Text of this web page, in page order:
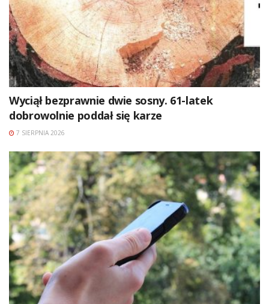
Wyciął bezprawnie dwie sosny. 61-latek
dobrowolnie poddał się karze
7 SIERPNIA 2026